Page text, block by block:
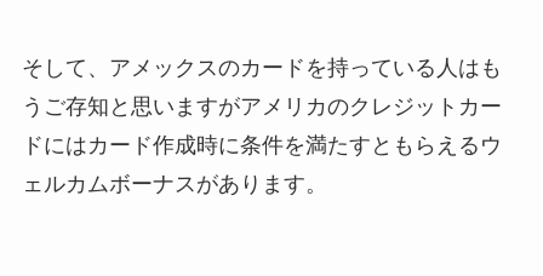
そして、アメックスのカードを持っている人はも
うご存知と思いますがアメリカのクレジットカー
ドにはカード作成時に条件を満たすともらえるウ
ェルカムボーナスがあります。